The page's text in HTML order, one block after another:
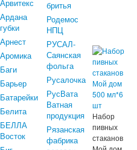
Арвитекс
Ардана
губки
Арнест
Аромика
Баги
Барьер
Батарейки
Белита
БЕЛЛА
Восток
бритья
Родемос
НПЦ
РУСАЛ-
Саянская
фольга
Русалочка
РусВата
Ватная
продукция
Рязанская
фабрика
Набор
пивных
стаканов